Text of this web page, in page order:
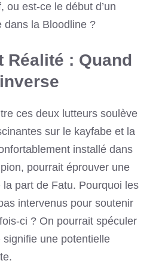
ou est-ce le début d’un
dans la Bloodline ?
Réalité : Quand
ces deux lutteurs soulève
sur le kayfabe et la
installé dans
pourrait éprouver une
la part de Fatu. Pourquoi les
intervenus pour soutenir
ci ? On pourrait spéculer
une potentielle